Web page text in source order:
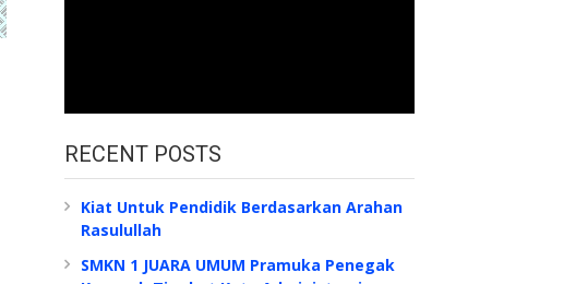
RECENT POSTS
Kiat Untuk Pendidik Berdasarkan Arahan
Rasulullah
SMKN 1 JUARA UMUM Pramuka Penegak